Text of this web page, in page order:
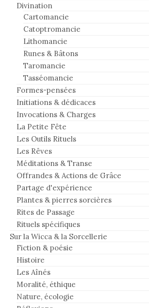
Divination
Cartomancie
Catoptromancie
Lithomancie
Runes & Bâtons
Taromancie
Tasséomancie
Formes-pensées
Initiations & dédicaces
Invocations & Charges
La Petite Fête
Les Outils Rituels
Les Rêves
Méditations & Transe
Offrandes & Actions de Grâce
Partage d'expérience
Plantes & pierres sorcières
Rites de Passage
Rituels spécifiques
Sur la Wicca & la Sorcellerie
Fiction & poésie
Histoire
Les Aînés
Moralité, éthique
Nature, écologie